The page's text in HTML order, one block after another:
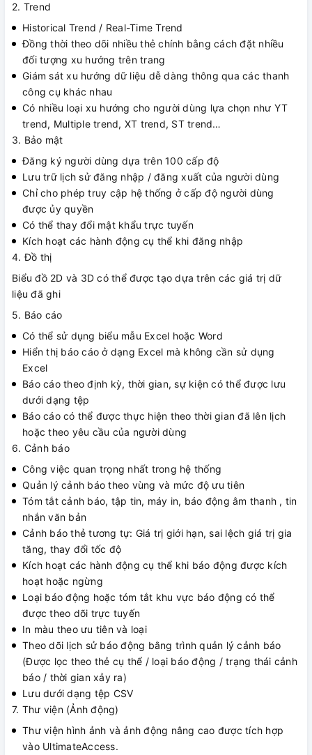
2. Trend
Historical Trend / Real-Time Trend
Đồng thời theo dõi nhiều thẻ chính bằng cách đặt nhiều
đối tượng xu hướng trên trang
Giám sát xu hướng dữ liệu dễ dàng thông qua các thanh
công cụ khác nhau
Có nhiều loại xu hướng cho người dùng lựa chọn như YT
trend, Multiple trend, XT trend, ST trend…
3. Bảo mật
Đăng ký người dùng dựa trên 100 cấp độ
Lưu trữ lịch sử đăng nhập / đăng xuất của người dùng
Chỉ cho phép truy cập hệ thống ở cấp độ người dùng
được ủy quyền
Có thể thay đổi mật khẩu trực tuyến
Kích hoạt các hành động cụ thể khi đăng nhập
4. Đồ thị
Biểu đồ 2D và 3D có thể được tạo dựa trên các giá trị dữ
liệu đã ghi
5. Báo cáo
Có thể sử dụng biểu mẫu Excel hoặc Word
Hiển thị báo cáo ở dạng Excel mà không cần sử dụng
Excel
Báo cáo theo định kỳ, thời gian, sự kiện có thể được lưu
dưới dạng tệp
Báo cáo có thể được thực hiện theo thời gian đã lên lịch
hoặc theo yêu cầu của người dùng
6. Cảnh báo
Công việc quan trọng nhất trong hệ thống
Quản lý cảnh báo theo vùng và mức độ ưu tiên
Tóm tắt cảnh báo, tập tin, máy in, báo động âm thanh , tin
nhắn văn bản
Cảnh báo thẻ tương tự: Giá trị giới hạn, sai lệch giá trị gia
tăng, thay đổi tốc độ
Kích hoạt các hành động cụ thể khi báo động được kích
hoạt hoặc ngừng
Loại báo động hoặc tóm tắt khu vực báo động có thể
được theo dõi trực tuyến
In màu theo ưu tiên và loại
Theo dõi lịch sử báo động bằng trình quản lý cảnh báo
(Được lọc theo thẻ cụ thể / loại báo động / trạng thái cảnh
báo / thời gian xảy ra)
Lưu dưới dạng tệp CSV
7. Thư viện (Ảnh động)
Thư viện hình ảnh và ảnh động nâng cao được tích hợp
vào UltimateAccess.